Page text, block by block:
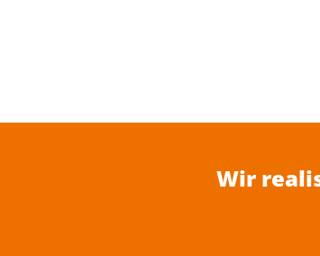
Wir